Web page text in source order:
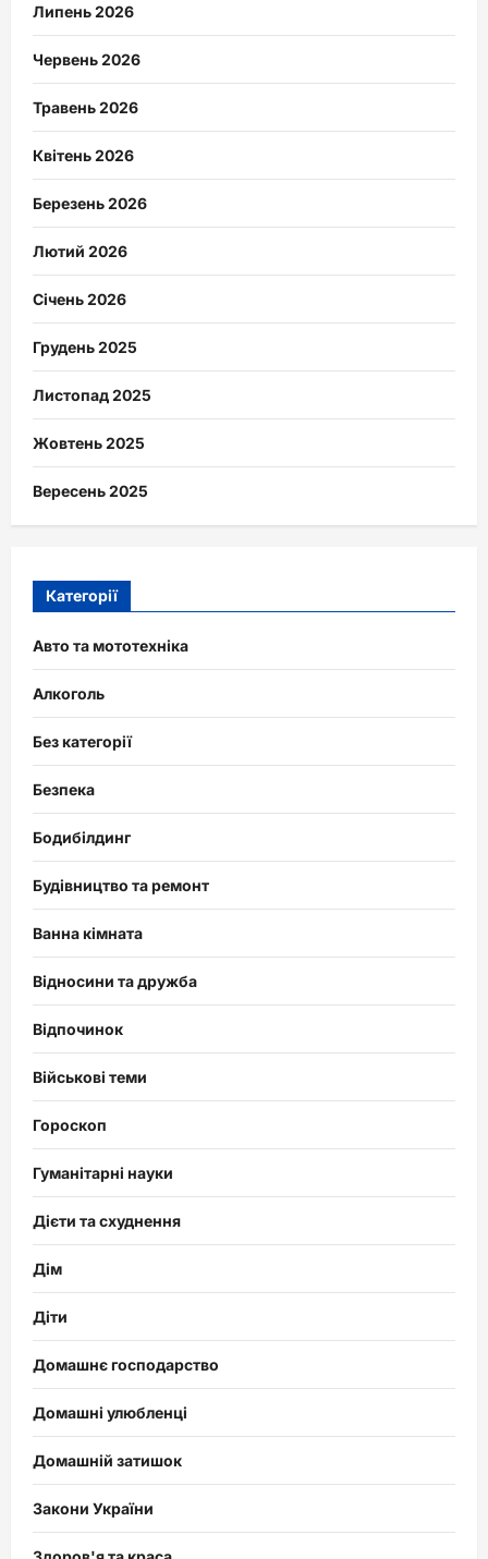
Липень 2026
Червень 2026
Травень 2026
Квітень 2026
Березень 2026
Лютий 2026
Січень 2026
Грудень 2025
Листопад 2025
Жовтень 2025
Вересень 2025
Категорії
Авто та мототехніка
Алкоголь
Без категорії
Безпека
Бодибілдинг
Будівництво та ремонт
Ванна кімната
Відносини та дружба
Відпочинок
Військові теми
Гороскоп
Гуманітарні науки
Дієти та схуднення
Дім
Діти
Домашнє господарство
Домашні улюбленці
Домашній затишок
Закони України